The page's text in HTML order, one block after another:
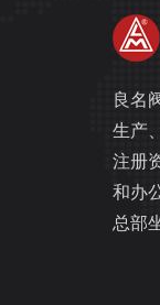
良名
生产
注册
和办
总部